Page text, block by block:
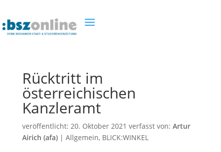
Rücktritt im
österreichischen
Kanzleramt
veröffentlicht: 20. Oktober 2021 verfasst von: Artur
Airich (afa)| Allgemein, BLICK:WINKEL